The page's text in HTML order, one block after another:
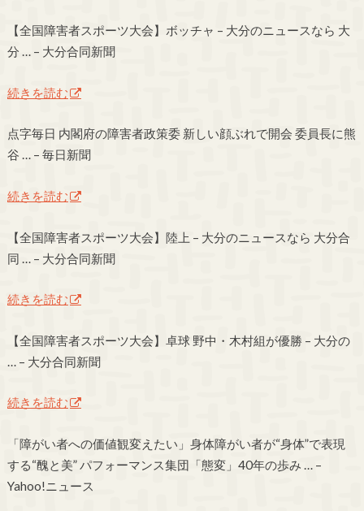
【全国障害者スポーツ大会】ボッチャ – 大分のニュースなら 大
分 … – 大分合同新聞
続きを読む
点字毎日 内閣府の障害者政策委 新しい顔ぶれで開会 委員長に熊
谷 … – 毎日新聞
続きを読む
【全国障害者スポーツ大会】陸上 – 大分のニュースなら 大分合
同 … – 大分合同新聞
続きを読む
【全国障害者スポーツ大会】卓球 野中・木村組が優勝 – 大分の
… – 大分合同新聞
続きを読む
「障がい者への価値観変えたい」身体障がい者が“身体”で表現
する“醜と美” パフォーマンス集団「態変」40年の歩み … –
Yahoo!ニュース